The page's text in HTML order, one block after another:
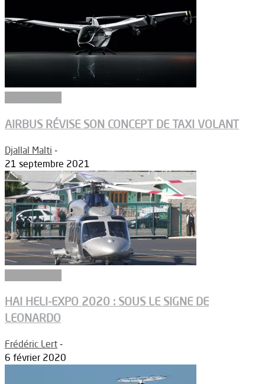
AIRBUS RÉVISE SON CONCEPT DE TAXI VOLANT
Djallal Malti -
21 septembre 2021
HAI HELI-EXPO 2020 : SOUS LE SIGNE DE
LEONARDO
Frédéric Lert -
6 février 2020